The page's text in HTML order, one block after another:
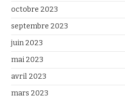
octobre 2023
septembre 2023
juin 2023
mai 2023
avril 2023
mars 2023